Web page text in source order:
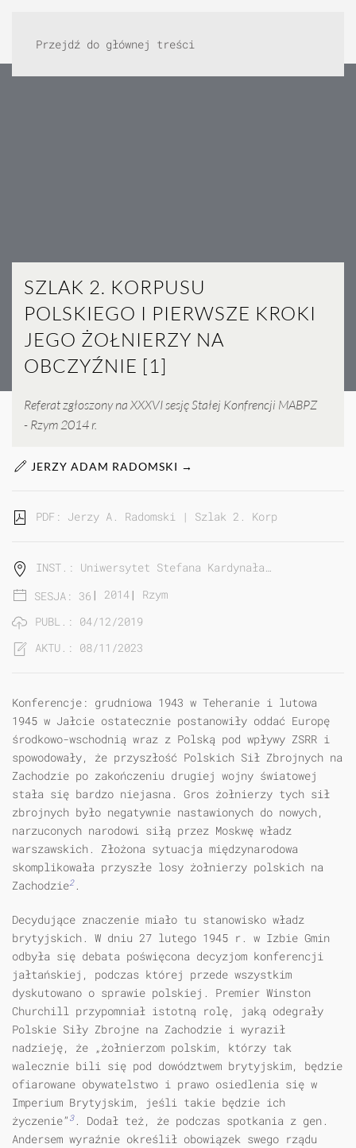
Przejdź do głównej treści
SZLAK 2. KORPUSU
POLSKIEGO I PIERWSZE KROKI
JEGO ŻOŁNIERZY NA
OBCZYŹNIE [1]
Referat zgłoszony na XXXVI sesję Stałej Konfrencji MABPZ
- Rzym 2014 r.
Konferencje: grudniowa 1943 w Teheranie i lutowa
1945 w Jałcie osta­tecznie postanowiły oddać Europę
środkowo-wschodnią wraz z Polską pod wpływy ZSRR i
spowodowały, że przyszłość Polskich Sił Zbrojnych na
Za­chodzie po zakończeniu drugiej wojny światowej
stała się bardzo niejasna. Gros żołnierzy tych sił
zbrojnych było negatywnie nastawionych do nowych,
narzuconych narodowi siłą przez Moskwę władz
warszawskich. Złożona sy­tuacja międzynarodowa
skomplikowała przyszłe losy żołnierzy polskich na
Zachodzie2.
Decydujące znaczenie miało tu stanowisko władz
brytyjskich. W dniu 27 lutego 1945 r. w Izbie Gmin
odbyła się debata poświęcona decyzjom kon­ferencji
jałtańskiej, podczas której przede wszystkim
dyskutowano o sprawie polskiej. Premier Winston
Churchill przypomniał istotną rolę, jaką odegrały
Polskie Siły Zbrojne na Zachodzie i wyraził
nadzieję, że „żołnierzom polskim, którzy tak
walecznie bili się pod dowództwem brytyjskim, będzie
ofiarowane obywatelstwo i prawo osiedlenia się w
Imperium Brytyjskim, jeśli takie będzie ich
życzenie” 3. Dodał też, że podczas spotkania z gen.
Andersem wyraźnie określił obowiązek swego rządu
JERZY ADAM RADOMSKI →
PDF: Jerzy A. Radomski | Szlak 2. Korpusu
INST.: Uniwersytet Stefana Kardynała…
SESJA: 36 | 2014| Rzym
PUBL.: 04/12/2019
AKTU.: 08/11/2023